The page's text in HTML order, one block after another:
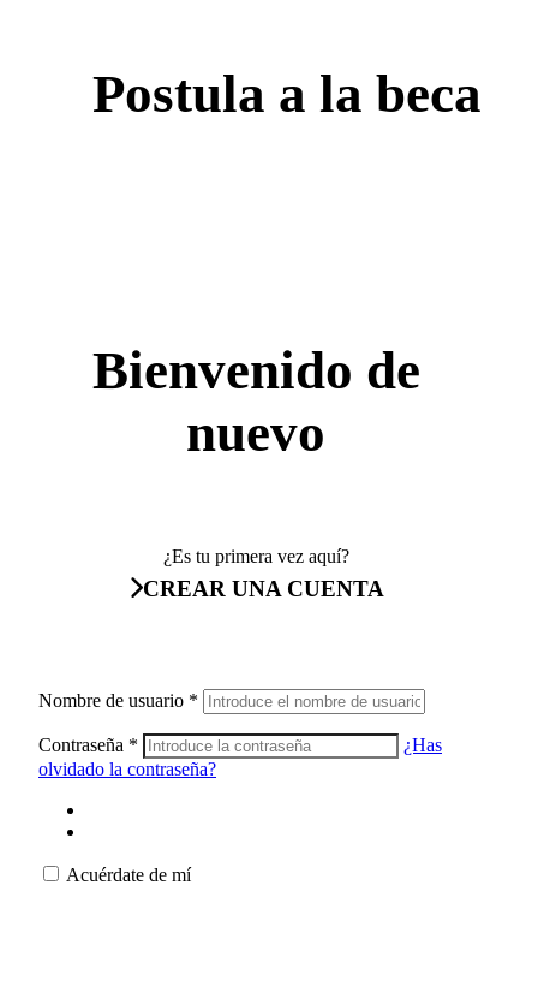
Postula a la beca
Bienvenido de
nuevo
¿Es tu primera vez aquí?
CREAR UNA CUENTA
Nombre de usuario *
Contraseña *
¿Has
olvidado la contraseña?
Acuérdate de mí